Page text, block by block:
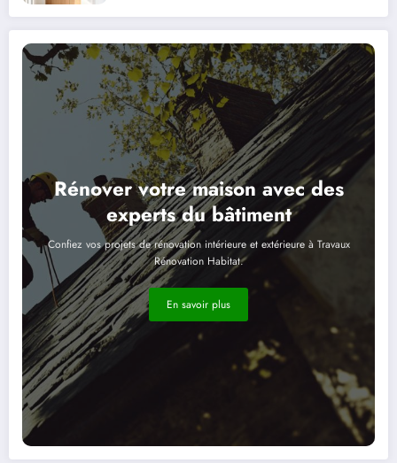
Rénover votre maison avec des
experts du bâtiment
Confiez vos projets de rénovation intérieure et extérieure à Travaux
Rénovation Habitat.
En savoir plus